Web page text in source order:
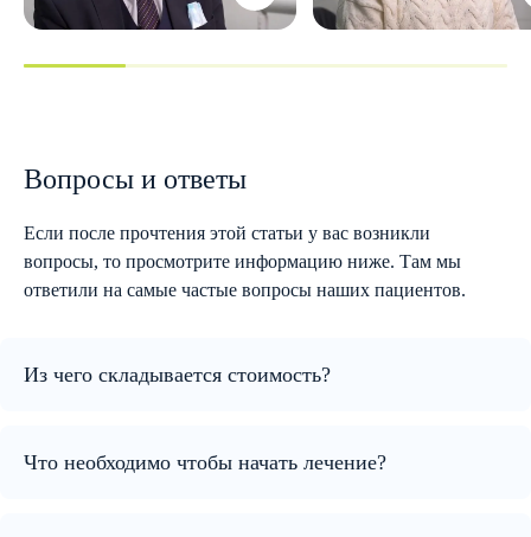
Вопросы и ответы
Если после прочтения этой статьи у вас возникли
вопросы, то просмотрите информацию ниже. Там мы
ответили на самые частые вопросы наших пациентов.
Из чего складывается стоимость?
Что необходимо чтобы начать лечение?